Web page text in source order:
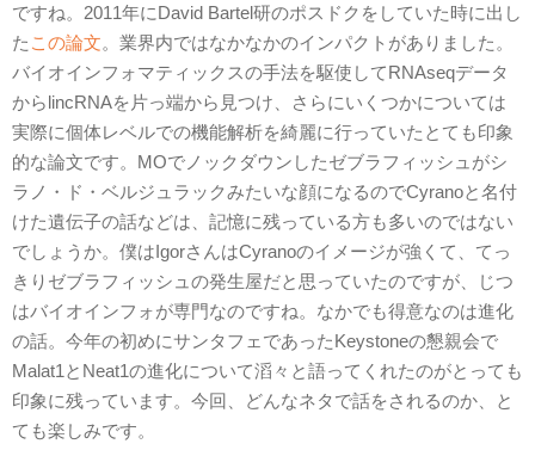
ですね。2011年にDavid Bartel研のポスドクをしていた時に出し
た この論文。 業界内ではなかなかのインパクトがありました。
バイオインフォマティックスの手法を駆使してRNAseqデータ
からlincRNAを片っ端から見つけ、さらにいくつかについては
実際に個体レベルでの機能解析を綺麗に行っていたとても印象
的な論文です。MOでノックダウンしたゼブラフィッシュがシ
ラノ・ド・ベルジュラックみたいな顔になるのでCyranoと名付
けた遺伝子の話などは、記憶に残っている方も多いのではない
でしょうか。僕はIgorさんはCyranoのイメージが強くて、てっ
きりゼブラフィッシュの発生屋だと思っていたのですが、じつ
はバイオインフォが専門なのですね。なかでも得意なのは進化
の話。今年の初めにサンタフェであったKeystoneの懇親会で
Malat1とNeat1の進化について滔々と語ってくれたのがとっても
印象に残っています。今回、どんなネタで話をされるのか、と
ても楽しみです。